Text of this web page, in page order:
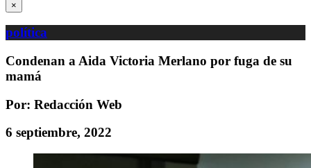
×
política
Condenan a Aida Victoria Merlano por fuga de su
mamá
Por: Redacción Web
6 septiembre, 2022